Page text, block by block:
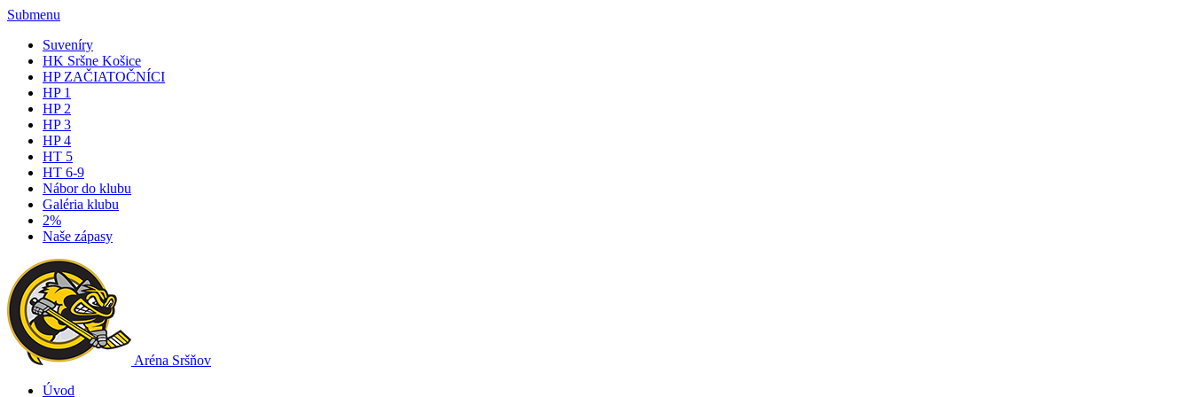
Submenu
Suveníry
HK Sršne Košice
HP ZAČIATOČNÍCI
HP 1
HP 2
HP 3
HP 4
HT 5
HT 6-9
Nábor do klubu
Galéria klubu
2%
Naše zápasy
Aréna Sršňov
Úvod